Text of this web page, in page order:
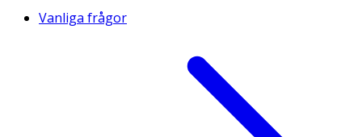
Vanliga frågor